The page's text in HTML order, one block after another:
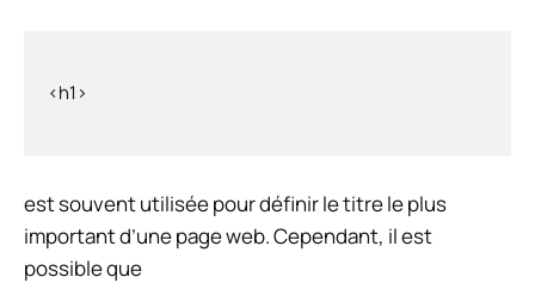
est souvent utilisée pour définir le titre le plus
important d’une page web. Cependant, il est
possible que